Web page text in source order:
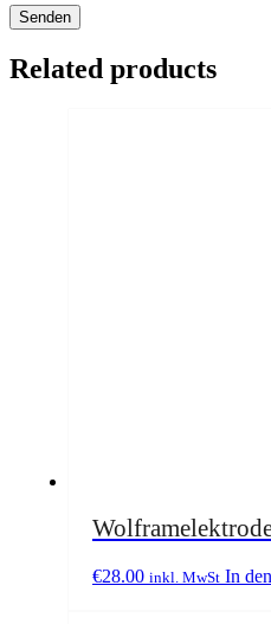
Related products
€28.00 inkl. MwSt In